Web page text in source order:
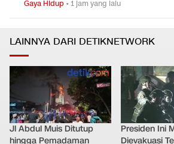
Gaya Hidup •2 jam yang lalu
05
Caranya
Gaya Hidup
LAINNYA DARI DETIKNETWORK